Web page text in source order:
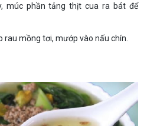
múc phần tảng thịt cua ra bát để
rau mồng tơi, mướp vào nấu chín.